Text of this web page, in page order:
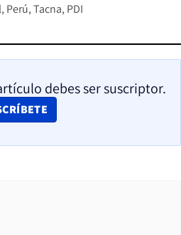
Perú Tacna PDI
debes ser suscriptor.
IN NEW WINDOW